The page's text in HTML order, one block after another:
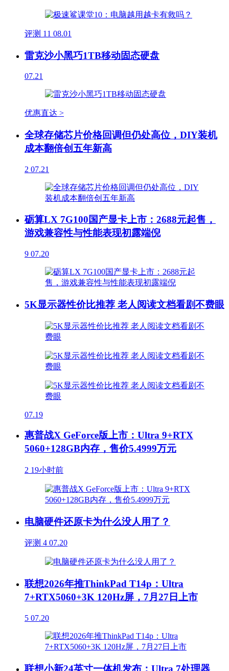
评测 11 08.01
雷克沙小黑巧1TB移动固态硬盘
07.21
优惠直达 >
全球存储芯片价格回调但仍处高位，DIY装机
成本翻倍创五年新高
2 07.21
砺算LX 7G100国产显卡上市：2688元起售，
游戏兼容性与性能表现初露端倪
9 07.20
5K显示器性价比推荐 老人阅读文档看剧不费眼
07.19
惠普战X GeForce版上市：Ultra 9+RTX
5060+128GB内存，售价5.4999万元
2 19小时前
电脑硬件还原卡为什么没人用了？
评测 4 07.20
联想2026年推ThinkPad T14p：Ultra
7+RTX5060+3K 120Hz屏，7月27日上市
5 07.20
联想小新24英寸一体机发布：Ultra 7处理器